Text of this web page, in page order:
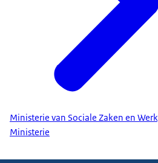
Ministerie van Sociale Zaken en
Ministerie